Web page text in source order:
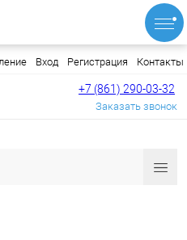
Вход Регистрация Контакты
+7 (861) 290-03-32
Заказать звонок